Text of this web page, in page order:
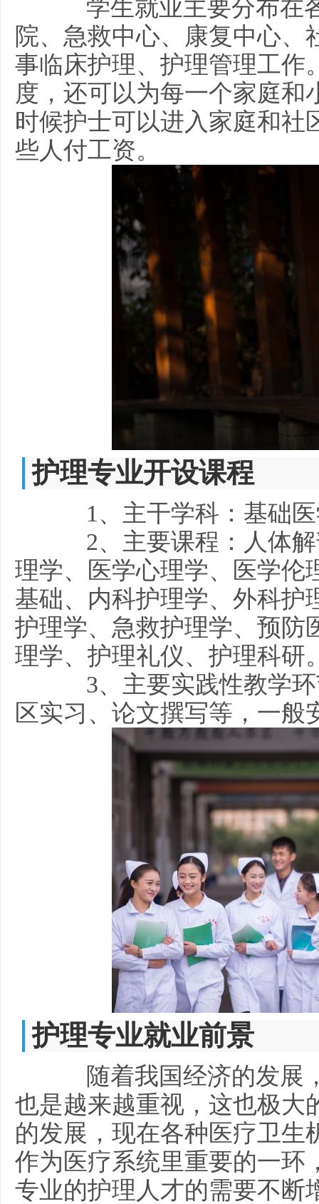
学生就业主要分布在
院、急救中心、康复中心、
事临床护理、护理管理工作
度，还可以为每一个家庭和
时候护士可以进入家庭和社
些人付工资。
护理专业开设课程
1、主干学科：基础医
2、主要课程：人体解
理学、医学心理学、医学伦
基础、内科护理学、外科护
护理学、急救护理学、预防
理学、护理礼仪、护理科研
3、主要实践性教学环
区实习、论文撰写等，一般
护理专业就业前景
随着我国经济的发展
也是越来越重视，这也极大
的发展，现在各种医疗卫生
作为医疗系统里重要的一环
专业的护理人才的需要不断